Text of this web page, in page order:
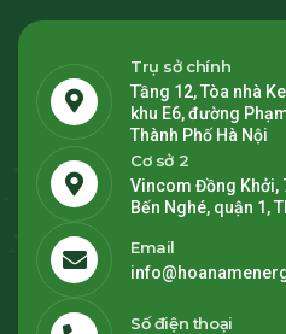
Trụ sở chính
Tầng 12, Tòa nhà
khu E6, đường
Thành Phố Hà Nội
Cơ sở 2
Vincom Đồng Khởi,
Bến Nghé, quận 1,
Email
Số điện thoại